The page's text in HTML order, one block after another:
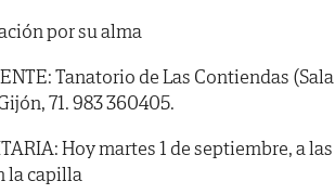
por su alma
Tanatorio de Las Contiendas (Sala
71. 983 360405.
Hoy martes 1 de septiembre, a las
la capilla